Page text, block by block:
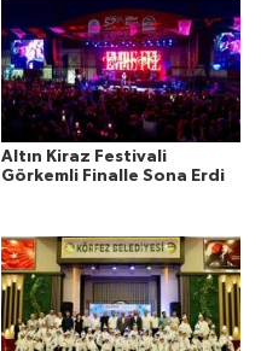
Altın Kiraz Festivali
Görkemli Finalle Sona Erdi